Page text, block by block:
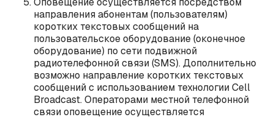
направления абонентам (пользователям)
коротких текстовых сообщений на
пользовательское оборудование (оконечное
оборудование) по сети подвижной
радиотелефонной связи (SMS). Дополнительно
возможно направление коротких текстовых
сообщений с использованием технологии Cell
Broadcast. Операторами местной телефонной
связи оповещение осуществляется